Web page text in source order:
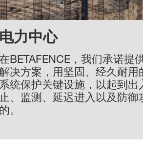
力中心
BETAFENCE，我们承诺提
决方案，用坚固、经久耐用
统保护关键设施，以起到出
、监测、延迟进入以及防御
。